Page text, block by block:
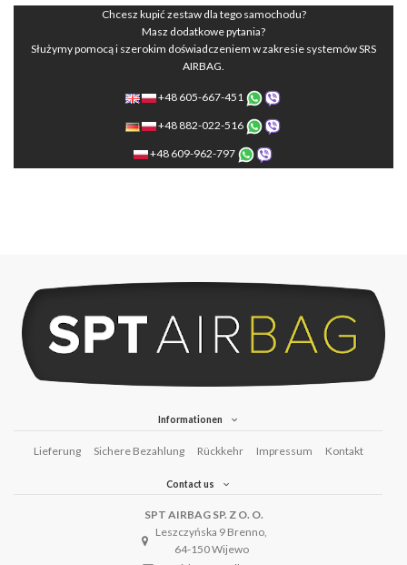
Chcesz kupić zestaw dla tego samochodu?
Masz dodatkowe pytania?
Służymy pomocą i szerokim doświadczeniem w zakresie systemów SRS
AIRBAG.
+48 605-667-451
+48 882-022-516
+48 609-962-797
Informationen
Lieferung Sichere Bezahlung Rückkehr Impressum Kontakt
Contact us
SPT AIRBAG SP. Z O. O.
Leszczyńska 9 Brenno,
64-150 Wijewo